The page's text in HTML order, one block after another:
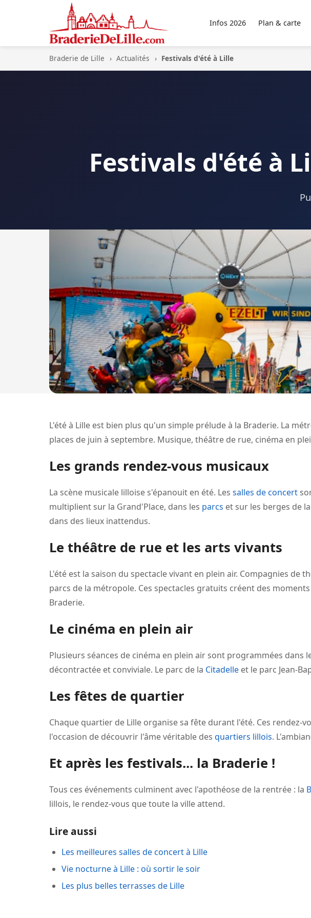
Infos 2026 Plan & carte
Braderie de Lille › Actualités › Festivals d'été à Lille
Festivals d'été à
L'été à Lille est bien plus qu'un simple prélude à la Braderie. La
places de juin à septembre. Musique, théâtre de rue, cinéma en
Les grands rendez-vous musicaux
La scène musicale lilloise s'épanouit en été. Les salles de concert
multiplient sur la Grand'Place, dans les parcs et sur les berges de
dans des lieux inattendus.
Le théâtre de rue et les arts vivants
L'été est la saison du spectacle vivant en plein air. Compagnies
parcs de la métropole. Ces spectacles gratuits créent des
Braderie.
Le cinéma en plein air
Plusieurs séances de cinéma en plein air sont programmées
décontractée et conviviale. Le parc de la Citadelle et le parc Jean-
Les fêtes de quartier
Chaque quartier de Lille organise sa fête durant l'été. Ces
l'occasion de découvrir l'âme véritable des quartiers lillois.
Et après les festivals... la Braderie !
Tous ces événements culminent avec l'apothéose de la rentrée : la
lillois, le rendez-vous que toute la ville attend.
Lire aussi
Les meilleures salles de concert à Lille
Vie nocturne à Lille : où sortir le soir
Les plus belles terrasses de Lille